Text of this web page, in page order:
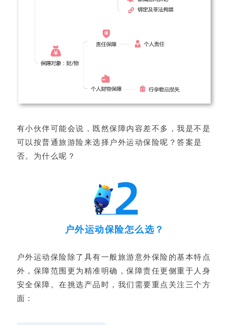
有小伙伴可能会说，既然保障内容差不多，我是不是
可以按普通旅游险来选择户外运动保险呢？答案是
否。为什么呢？
户外运动保险怎么选？
户外运动保险除了具有一般旅游意外保险的基本特点
外，保障范围更为精准明确，保障责任更侧重于人身
安全保障。在挑选产品时，我们需要重点关注三个方
面：